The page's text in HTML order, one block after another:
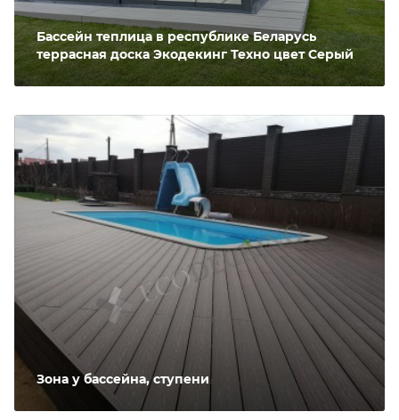
Бассейн теплица в республике Беларусь
террасная доска Экодекинг Техно цвет Серый
Зона у бассейна, ступени